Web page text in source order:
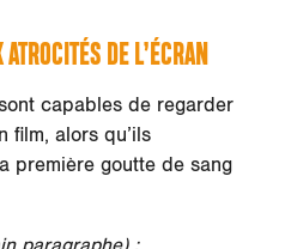
DE L’ÉCRAN
capables de regarder
film, alors qu’ils
première goutte de sang